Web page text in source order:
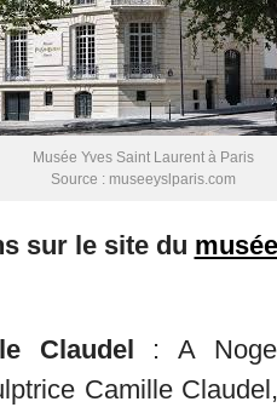
Musée Yves Saint Laurent à Paris
Source : museeyslparis.com
sur le site du
Claudel : A
Camille